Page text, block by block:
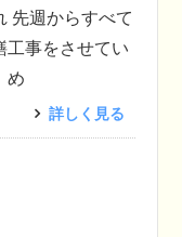
週からすべて
工事をさせてい
め
詳しく見る